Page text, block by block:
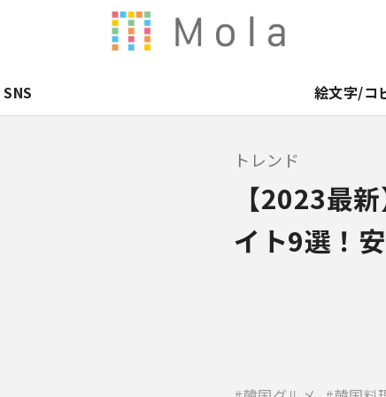
SNS 絵文字/コ
トレンド
【2023最
イト9選！